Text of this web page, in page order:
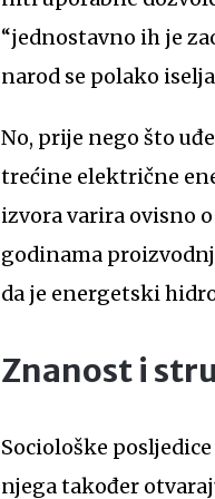
“jednostavno ih je
narod se polako
No, prije nego što
trećine električne
izvora varira ovisno
godinama
da je energetski
Znanost i
Sociološke
njega također